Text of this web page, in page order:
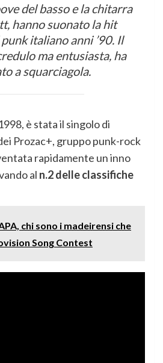
del basso e la chitarra
hanno suonato la hit
italiano anni ’90. Il
ma entusiasta, ha
a squarciagola.
è stata il singolo di
Prozac+, gruppo punk-rock
rapidamente un inno
al n.2 delle classifiche
chi sono i madeirensi che
Song Contest